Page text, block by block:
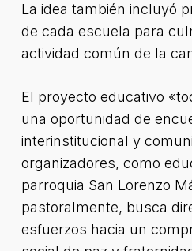
La idea también incluyó
de cada escuela para
actividad común de la
El proyecto educativo
una oportunidad de
interinstitucional y
organizadores, como
parroquia San Lorenzo
pastoralmente, busca
esfuerzos hacia un